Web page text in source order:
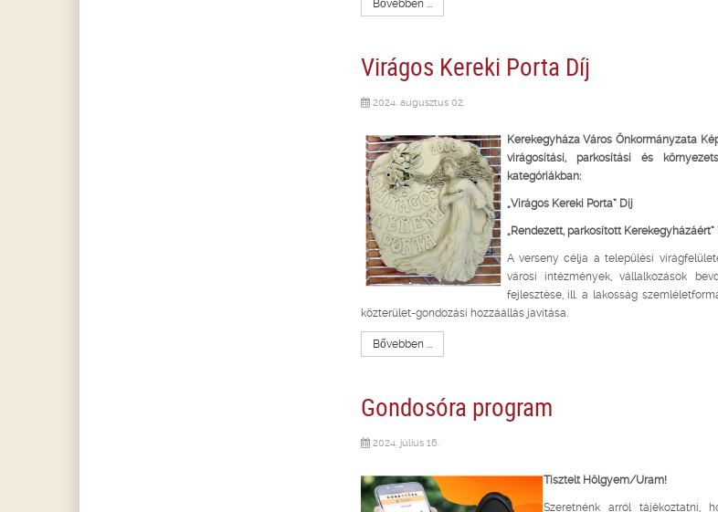
Bővebben ...
Virágos Kereki Porta Díj
2024. augusztus 02.
Kerekegyháza Város Önkormányzata
virágosítási, parkosítási és
kategóriákban:
„Virágos Kereki Porta” Díj
„Rendezett, parkosított Kerekegyházáért”
A verseny célja a települési
városi intézmények, vállalkozások
fejlesztése, ill. a lakosság
közterület-gondozási hozzáállás javítása.
Bővebben ...
Gondosóra program
2024. július 16.
Tisztelt Hölgyem/Uram!
Szeretnénk arról tájékoztatni,